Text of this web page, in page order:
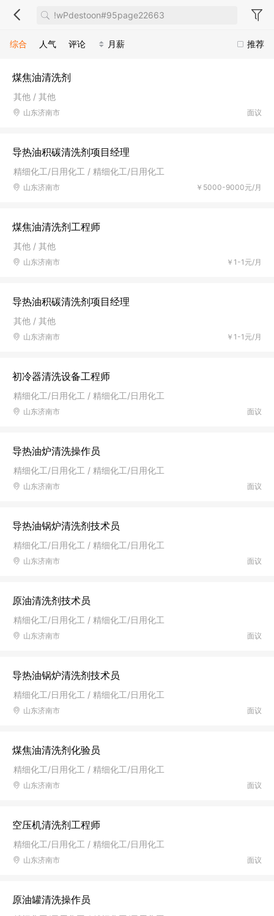
推荐
综合 人气 评论 月薪
煤焦油清洗剂
其他 / 其他
面议
山东济南市
导热油积碳清洗剂项目经理
精细化工/日用化工 / 精细化工/日用化工
￥5000-9000元/月
山东济南市
煤焦油清洗剂工程师
其他 / 其他
￥1-1元/月
山东济南市
导热油积碳清洗剂项目经理
其他 / 其他
￥1-1元/月
山东济南市
初冷器清洗设备工程师
精细化工/日用化工 / 精细化工/日用化工
面议
山东济南市
导热油炉清洗操作员
精细化工/日用化工 / 精细化工/日用化工
面议
山东济南市
导热油锅炉清洗剂技术员
精细化工/日用化工 / 精细化工/日用化工
面议
山东济南市
原油清洗剂技术员
精细化工/日用化工 / 精细化工/日用化工
面议
山东济南市
导热油锅炉清洗剂技术员
精细化工/日用化工 / 精细化工/日用化工
面议
山东济南市
煤焦油清洗剂化验员
精细化工/日用化工 / 精细化工/日用化工
面议
山东济南市
空压机清洗剂工程师
精细化工/日用化工 / 精细化工/日用化工
面议
山东济南市
原油罐清洗操作员